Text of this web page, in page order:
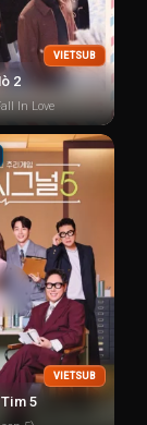
VIETSUB
2
In Love
VIETSUB
5